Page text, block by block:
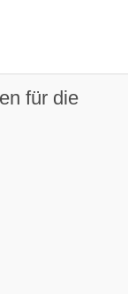
für die